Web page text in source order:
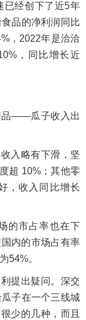
已经创下了近5年
品的净利润同比
，2022年是洽洽
，同比增长近
品——瓜子收入出
入略有下滑，坚
超 10%；其他零
，收入同比增长
的市占率也在下
内的市场占有率
54%。
提出疑问。深交
子在一个三线城
少的几种，而且